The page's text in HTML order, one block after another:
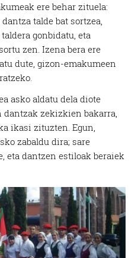
ere behar zituela:
talde bat sortzea,
gonbidatu, eta
zen. Izena bera ere
dute, gizon-emakumeen
asko aldatu dela diote
dantzak zekizkien bakarra,
ikasi zituzten. Egun,
zabaldu dira; sare
eta dantzen estiloak beraiek